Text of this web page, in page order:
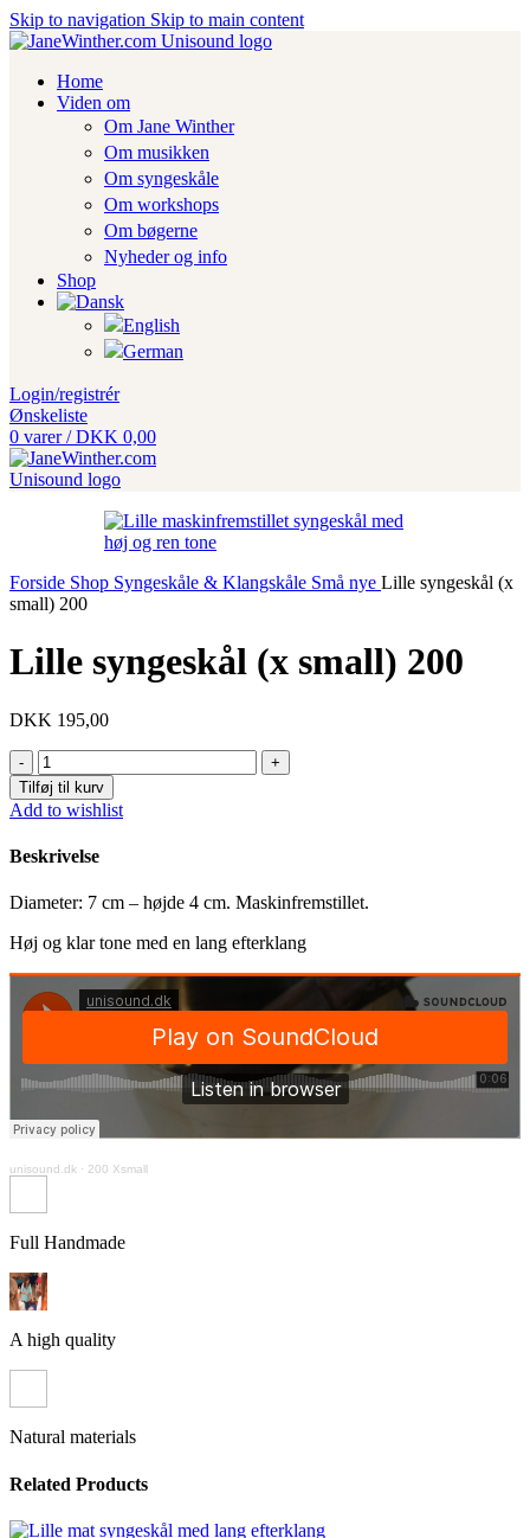
Skip to navigation Skip to main content
Home
Viden om
Om Jane Winther
Om musikken
Om syngeskåle
Om workshops
Om bøgerne
Nyheder og info
Shop
Login/registrér
Ønskeliste
0 varer / DKK 0,00
Forside Shop Syngeskåle & Klangskåle Små nye Lille syngeskål (x
small) 200
Lille syngeskål (x small) 200
DKK 195,00
Lille
syngeskål
(x
small)
200
antal
Tilføj til kurv
Add to wishlist
Beskrivelse
Diameter: 7 cm – højde 4 cm. Maskinfremstillet.
Høj og klar tone med en lang efterklang
unisound.dk · 200 Xsmall
Full Handmade
A high quality
Natural materials
Related Products